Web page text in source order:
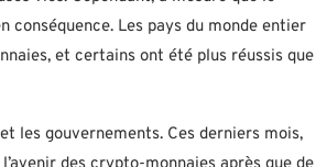
conséquence. Les pays du monde entier
et certains ont été plus réussis que
les gouvernements. Ces derniers mois,